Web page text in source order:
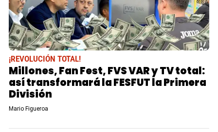
¡REVOLUCIÓN TOTAL!
Millones, Fan Fest, FVS VAR y TV total:
así transformará la FESFUT la Primera
División
Mario Figueroa